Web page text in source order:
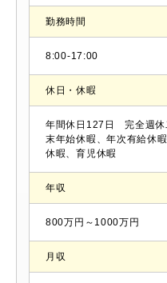
勤務時間
8:00-17:00
休日・休暇
年間休日127日 完全週休
末年始休暇、年次有給休
休暇、育児休暇
年収
800万円～1000万円
月収